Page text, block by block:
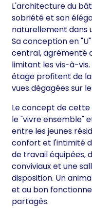
L'architecture du
sobriété et son
naturellement dans
Sa conception en
central, agrémenté
limitant les vis-à-
étage profitent de
vues dégagées sur
Le concept de
le "vivre ensemble"
entre les jeunes
confort et l'intimité
de travail équipées,
conviviaux et une
disposition. Un
et au bon
partagés.